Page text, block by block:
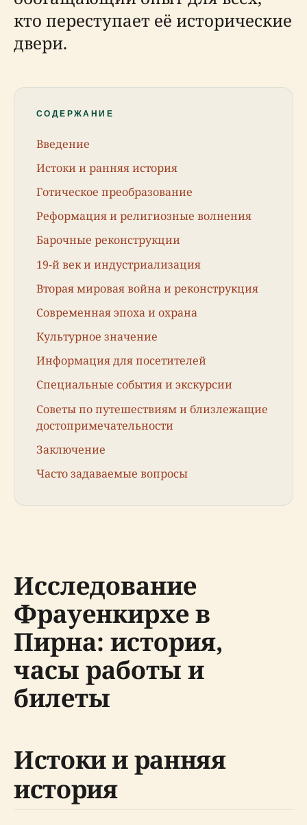
кто переступает её исторические
двери.
СОДЕРЖАНИЕ
Введение
Истоки и ранняя история
Готическое преобразование
Реформация и религиозные волнения
Барочные реконструкции
19-й век и индустриализация
Вторая мировая война и реконструкция
Современная эпоха и охрана
Культурное значение
Информация для посетителей
Специальные события и экскурсии
Советы по путешествиям и близлежащие
достопримечательности
Заключение
Часто задаваемые вопросы
Исследование
Фрауенкирхе в
Пирна: история,
часы работы и
билеты
Истоки и ранняя
история